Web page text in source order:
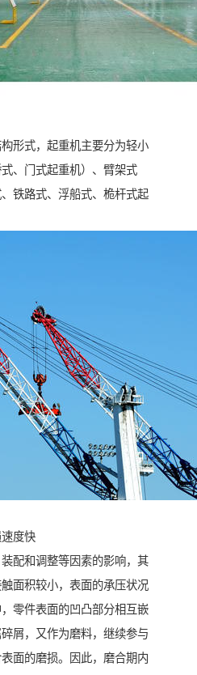
形式，起重机主要分为轻小
、门式起重机）、臂架式
、铁路式、浮船式、桅杆式起
度快
配和调整等因素的影响，其
面积较小，表面的承压状况
零件表面的凹凸部分相互嵌
屑，又作为磨料，继续参与
面的磨损。因此，磨合期内